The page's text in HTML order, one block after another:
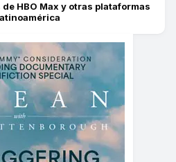
HBO Max y otras plataformas